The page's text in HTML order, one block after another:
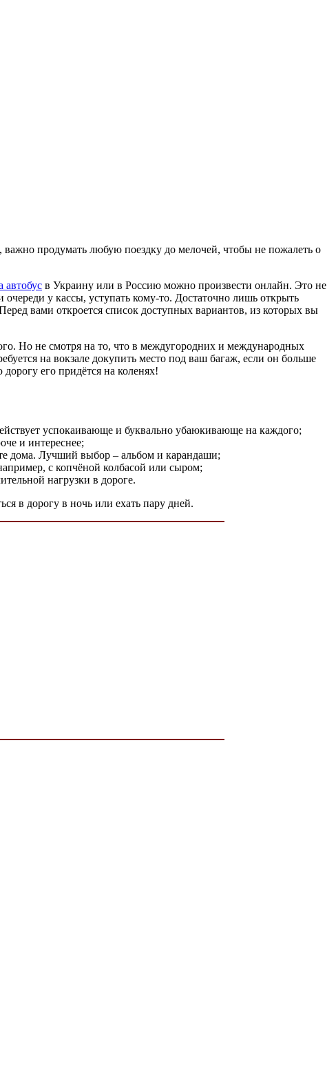
важно продумать любую поездку до мелочей, чтобы не пожалеть о
автобус в Украину или в Россию можно произвести онлайн. Это не
у кассы, уступать кому-то. Достаточно лишь открыть
вами откроется список доступных вариантов, из которых вы
Но не смотря на то, что в междугородних и международных
на вокзале докупить место под ваш багаж, если он больше
его придётся на коленях!
успокаивающе и буквально убаюкивающе на каждого;
и интереснее;
дома. Лучший выбор – альбом и карандаши;
с копчёной колбасой или сыром;
нагрузки в дороге.
в дорогу в ночь или ехать пару дней.